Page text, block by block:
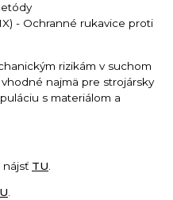
- Ochranné rukavice proti
rizikám v suchom
najmä pre strojársky
s materiálom a
nájsť TU
.